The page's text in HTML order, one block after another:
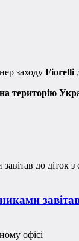
заходу Fiorelli
територію